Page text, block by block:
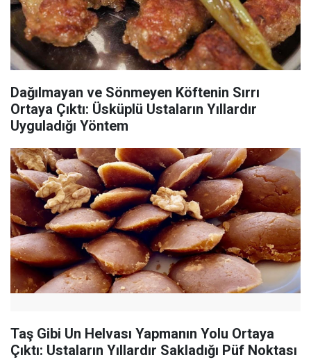
Dağılmayan ve Sönmeyen Köftenin Sırrı
Ortaya Çıktı: Üsküplü Ustaların Yıllardır
Uyguladığı Yöntem
Taş Gibi Un Helvası Yapmanın Yolu Ortaya
Çıktı: Ustaların Yıllardır Sakladığı Püf Noktası